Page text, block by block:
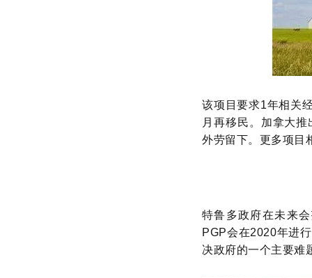
该项目要求1年相关
月再移民。加拿大
外劳留下。更多项目
特鲁多政府在未来
PGP会在2020年进
决政府的一个主要难